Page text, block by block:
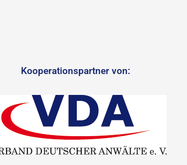
Kooperationspartner von: